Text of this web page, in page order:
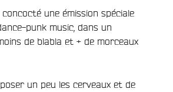
concocté une émission spéciale
punk music, dans un
de blabla et + de morceaux
poser un peu les cerveaux et de